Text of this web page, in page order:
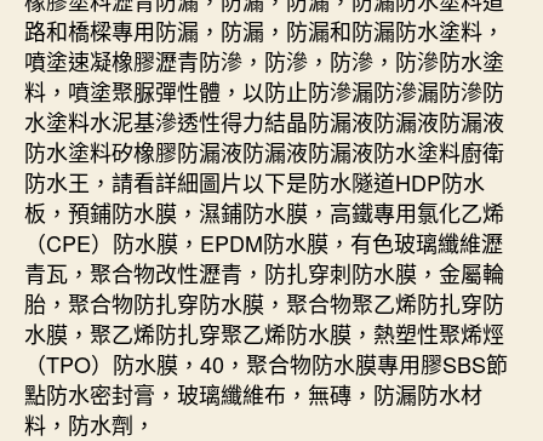
路和橋樑專用防漏，防漏，防漏和防漏防水塗料，
噴塗速凝橡膠瀝青防滲，防滲，防滲，防滲防水塗
料，噴塗聚脲彈性體，以防止防滲漏防滲漏防滲防
水塗料水泥基滲透性得力結晶防漏液防漏液防漏液
防水塗料矽橡膠防漏液防漏液防漏液防水塗料廚衛
防水王，請看詳細圖片以下是防水隧道HDP防水
板，預鋪防水膜，濕鋪防水膜，高鐵專用氯化乙烯
（CPE）防水膜，EPDM防水膜，有色玻璃纖維瀝
青瓦，聚合物改性瀝青，防扎穿刺防水膜，金屬輪
胎，聚合物防扎穿防水膜，聚合物聚乙烯防扎穿防
水膜，聚乙烯防扎穿聚乙烯防水膜，熱塑性聚烯烴
（TPO）防水膜，40，聚合物防水膜專用膠SBS節
點防水密封膏，玻璃纖維布，無磚，防漏防水材
料，防水劑，